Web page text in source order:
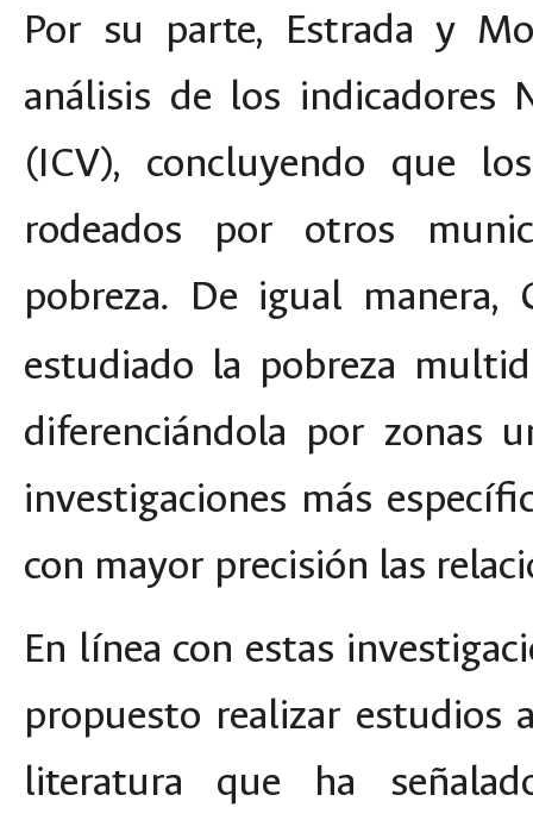
Por su parte, Estrada y
análisis de los indicadores
(ICV), concluyendo que
rodeados por otros
pobreza. De igual manera,
estudiado la pobreza
diferenciándola por zonas
investigaciones más
con mayor precisión las
En línea con estas
propuesto realizar estudios
literatura que ha